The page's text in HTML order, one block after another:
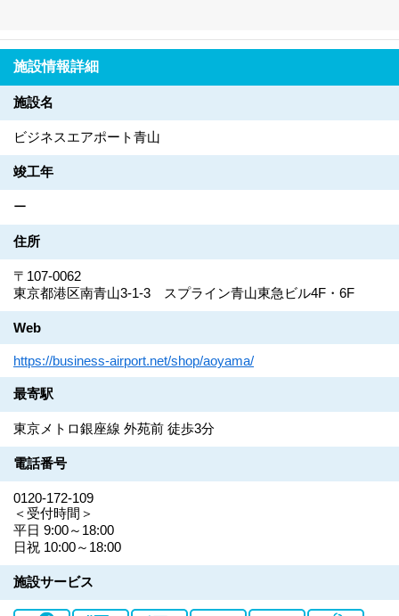
施設情報詳細
施設名
ビジネスエアポート青山
竣工年
ー
住所
〒107-0062
東京都港区南青山3-1-3 スプライン青山東急ビル4F・6F
Web
https://business-airport.net/shop/aoyama/
最寄駅
東京メトロ銀座線 外苑前 徒歩3分
電話番号
0120-172-109
＜受付時間＞
平日 9:00～18:00
日祝 10:00～18:00
施設サービス